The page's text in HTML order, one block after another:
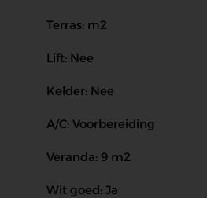
Terras: m2
Lift: Nee
Kelder: Nee
A/C: Voorbereiding
Veranda: 9 m2
Wit goed: Ja